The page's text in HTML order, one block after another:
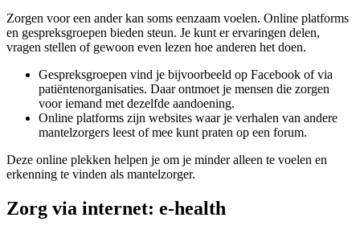
Zorgen voor een ander kan soms eenzaam voelen. Online platforms
en gespreksgroepen bieden steun. Je kunt er ervaringen delen,
vragen stellen of gewoon even lezen hoe anderen het doen.
Gespreksgroepen vind je bijvoorbeeld op Facebook of via
patiëntenorganisaties. Daar ontmoet je mensen die zorgen
voor iemand met dezelfde aandoening.
Online platforms zijn websites waar je verhalen van andere
mantelzorgers leest of mee kunt praten op een forum.
Deze online plekken helpen je om je minder alleen te voelen en
erkenning te vinden als mantelzorger.
Zorg via internet: e-health